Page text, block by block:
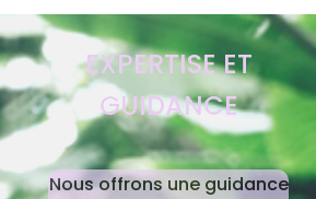
EXPERTISE ET
GUIDANCE
Nous offrons une guidance